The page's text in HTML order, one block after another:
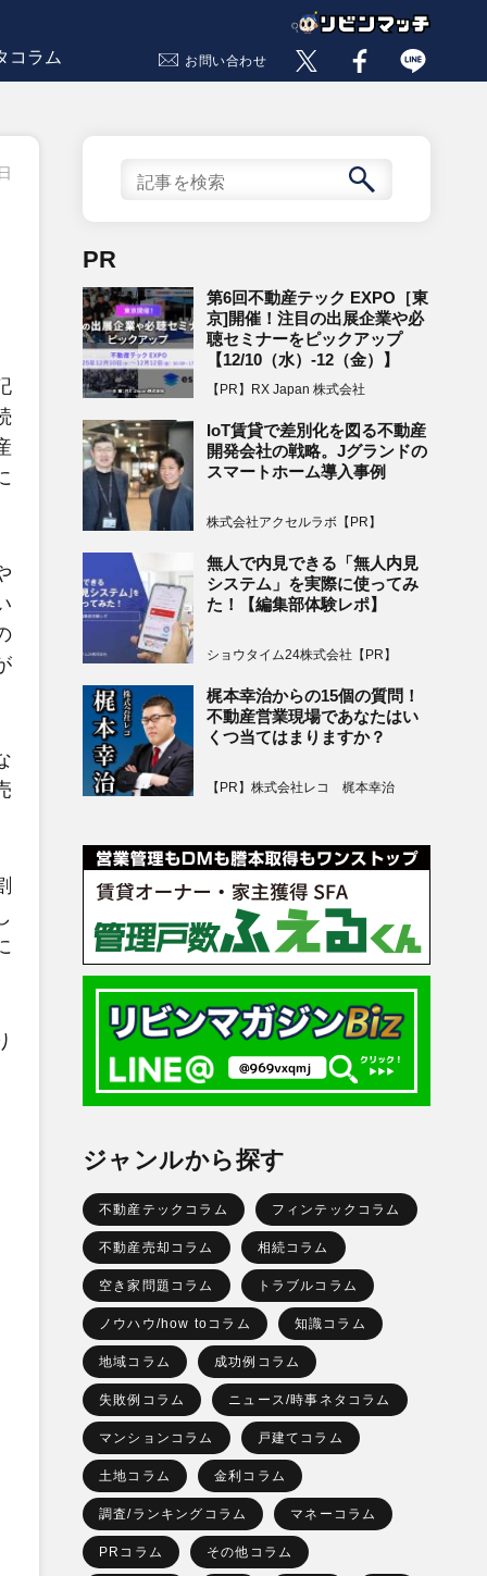
コラム お問い合わせ
PR
第6回不動産テック EXPO［東
京]開催！注目の出展企業や必
聴セミナーをピックアップ
【12/10（水）-12（金）】
【PR】RX Japan 株式会社
IoT賃貸で差別化を図る不動産
開発会社の戦略。Jグランドの
スマートホーム導入事例
株式会社アクセルラボ【PR】
無人で内見できる「無人内見
システム」を実際に使ってみ
た！【編集部体験レポ】
ショウタイム24株式会社【PR】
梶本幸治からの15個の質問！
不動産営業現場であなたはい
くつ当てはまりますか？
【PR】株式会社レコ 梶本幸治
ジャンルから探す
不動産テックコラム フィンテックコラム
不動産売却コラム 相続コラム
空き家問題コラム トラブルコラム
ノウハウ/how toコラム 知識コラム
地域コラム 成功例コラム
失敗例コラム ニュース/時事ネタコラム
マンションコラム 戸建てコラム
土地コラム 金利コラム
調査/ランキングコラム マネーコラム
PRコラム その他コラム